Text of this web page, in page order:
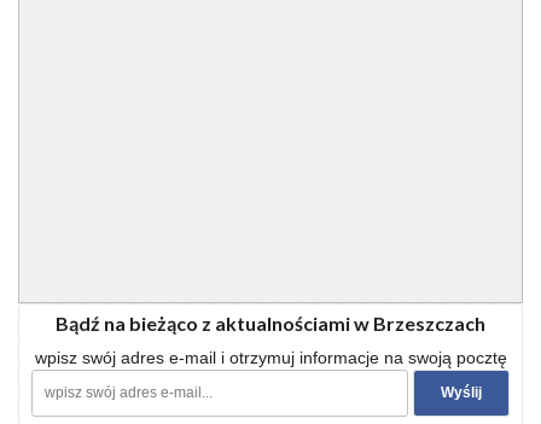
Bądź na bieżąco z aktualnościami w Brzeszczach
wpisz swój adres e-mail i otrzymuj informacje na swoją pocztę